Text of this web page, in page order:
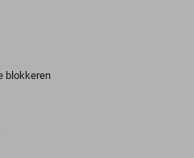
blokkeren